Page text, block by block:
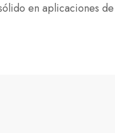
en aplicaciones